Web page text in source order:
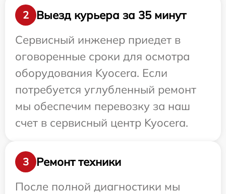
2
Выезд курьера за 35 минут
Сервисный инженер приедет в
оговоренные сроки для осмотра
оборудования Kyocera. Если
потребуется углубленный ремонт
мы обеспечим перевозку за наш
счет в сервисный центр Kyocera.
3
Ремонт техники
После полной диагностики мы